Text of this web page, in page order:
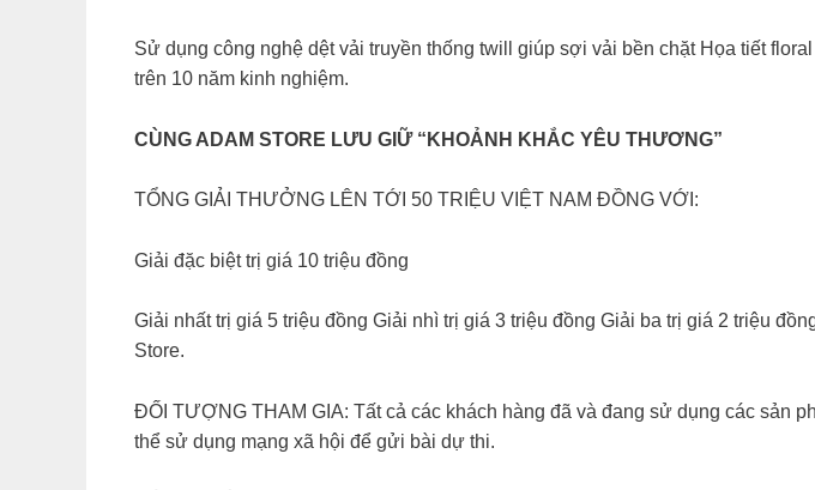
Sử dụng công nghệ dệt vải truyền thống twill giúp sợi vải bền chặt Họa tiết
trên 10 năm kinh nghiệm.
CÙNG ADAM STORE LƯU GIỮ “KHOẢNH KHẮC YÊU THƯƠNG”
TỔNG GIẢI THƯỞNG LÊN TỚI 50 TRIỆU VIỆT NAM ĐỒNG VỚI:
Giải đặc biệt trị giá 10 triệu đồng
Giải nhất trị giá 5 triệu đồng Giải nhì trị giá 3 triệu đồng Giải ba trị giá 2 triệu
Store.
ĐỐI TƯỢNG THAM GIA: Tất cả các khách hàng đã và đang sử dụng các sản
thể sử dụng mạng xã hội để gửi bài dự thi.